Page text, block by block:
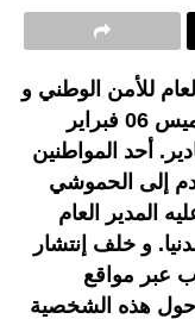
للأمن الوطني و
مراقبة التراب الوطني، يوم أمس الخميس 06 فبراير
أحد المواطنين
إلى الحموشي
المدير العام
و خلف إنتشار
عبر مواقع
حول هذه الشخصية